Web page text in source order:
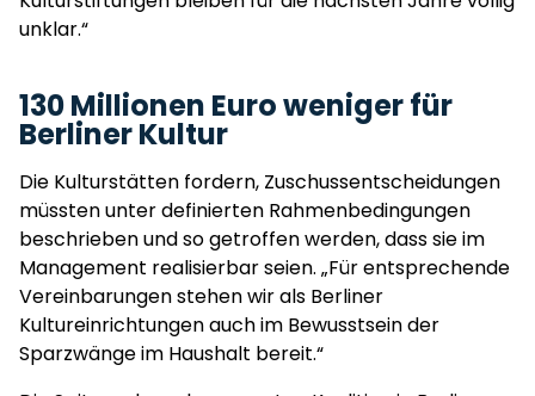
unklar.“
130 Millionen Euro weniger für
Berliner Kultur
Die Kulturstätten fordern, Zuschussentscheidungen
müssten unter definierten Rahmenbedingungen
beschrieben und so getroffen werden, dass sie im
Management realisierbar seien. „Für entsprechende
Vereinbarungen stehen wir als Berliner
Kultureinrichtungen auch im Bewusstsein der
Sparzwänge im Haushalt bereit.“